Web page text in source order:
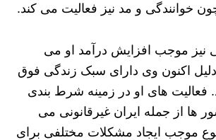
خوانندگی و مد نیز فعالیت می کند.
نیز موجب افزایش درآمد او می
اکنون وی دارای سبک زندگی فوق
فعالیت های او در زمینه شرط بندی
ها از جمله ایران غیرقانونی می
موجب ایجاد مشکلات مختلفی برای